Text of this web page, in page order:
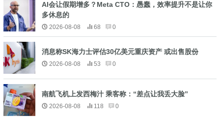
AI会让假期增多？Meta CTO：愚蠢，效率提升不是让你
多休息的
2026-08-08 68 0
消息称SK海力士评估30亿美元重庆资产 或出售股份
2026-08-08 53 0
南航飞机上发西梅汁 乘客称：“差点让我丢大脸”
2026-08-08 118 0